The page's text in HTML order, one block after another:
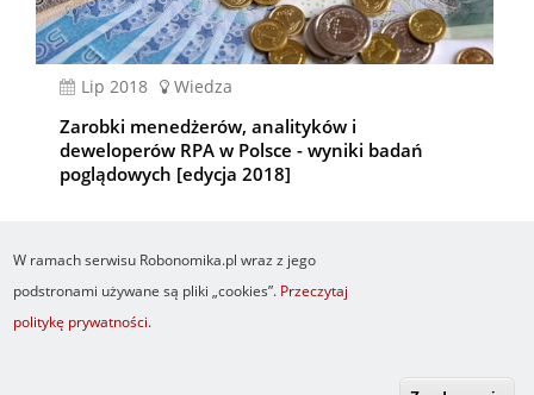
lip 2018 Wiedza
Zarobki menedżerów, analityków i
deweloperów RPA w Polsce - wyniki badań
poglądowych [edycja 2018]
Newsletter
W ramach serwisu Robonomika.pl wraz z jego
podstronami używane są pliki „cookies”. Przeczytaj
politykę prywatności.